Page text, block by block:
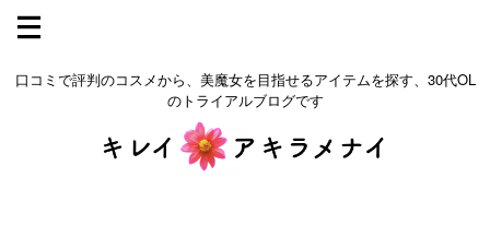
口コミで評判のコスメから、美魔女を目指せるアイテムを探す、30代OL
のトライアルブログです